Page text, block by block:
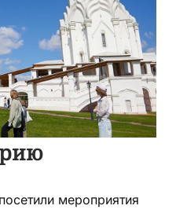
мероприятия